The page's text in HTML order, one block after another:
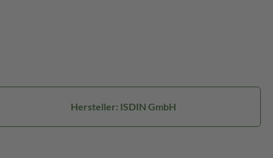
Hersteller: ISDIN GmbH